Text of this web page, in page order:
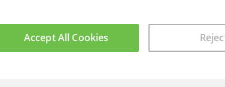
Accept All Cookies